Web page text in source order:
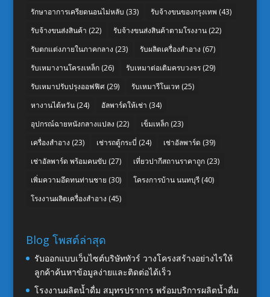
รักษาอาการเครียดนอนไม่หลับ (33) รับจ้างขนของกรุงเทพ (43)
รับจ้างขนส่งสินค้า (22) รับจ้างขนส่งสินค้าตามโรงงาน(22)
รับตกแต่งภายในภาคกลาง (23) รับผลิตเครื่องสำอาง (67)
รับเหมางานโครงเหล็ก(26) รับเหมาต่อเติมครบวงจร(29)
รับเหมาปรับปรุงออฟฟิศ(29) รับเหมารีโนเวท (25)
หางานไต้หวัน(24) อัลพาร์ดให้เช่า (34)
อุปกรณ์ฉายหนังกลางแปลง (22) เข็มเหล็ก(23)
เครื่องสำอาง (23) เช่ารถตู้กระบี่ (24) เช่าอัลพาร์ด (39)
เช่าอัลพาร์ด พร้อมคนขับ (27) เที่ยวปากีสถานราคาถูก(23)
เพิ่มความอึดทนท่านชาย (30) โครงการบ้าน นนทบุรี(40)
โรงงานผลิตเครื่องสำอาง (45)
Blog โพสต์ล่าสุด
รับออกแบบเว็บไซต์บริษัททัวร์ วางโครงสร้างอย่างไรให้
ลูกค้าค้นหาข้อมูลง่ายและติดต่อได้เร็ว
โรงงานผลิตน้ำดื่ม สมุทรปราการ พร้อมบริการผลิตน้ำดื่ม